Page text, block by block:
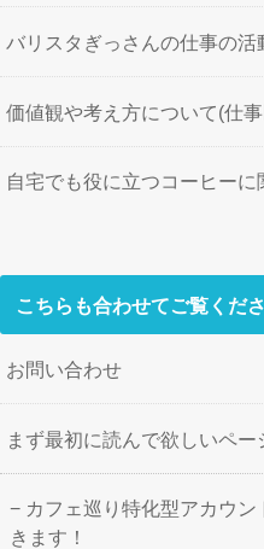
バリスタぎっさんの仕事の活
価値観や考え方について(仕
自宅でも役に立つコーヒーに
こちらも合わせてご覧くだ
お問い合わせ
まず最初に読んで欲しいペー
カフェ巡り特化型アカウ
きます！